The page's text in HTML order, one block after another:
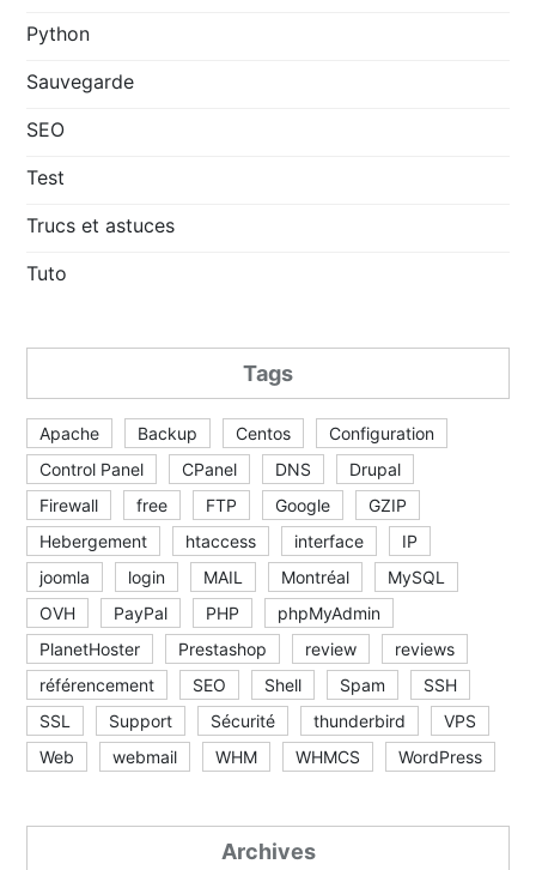
Python
Sauvegarde
SEO
Test
Trucs et astuces
Tuto
Tags
Apache Backup Centos
Configuration
Control Panel
CPanel DNS
Drupal
Firewall
free FTP Google
GZIP
Hebergement
htaccess interface
IP
joomla
login MAIL Montréal
MySQL
OVH
PayPal PHP
phpMyAdmin
PlanetHoster
Prestashop review
reviews
référencement
SEO Shell Spam
SSH
SSL
Support Sécurité thunderbird
VPS
Web
webmail WHM WHMCS WordPress
Archives